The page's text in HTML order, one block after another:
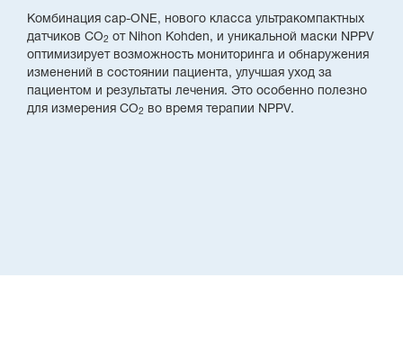
Комбинация cap-ONE, нового класса ультракомпактных
датчиков CO2 от Nihon Kohden, и уникальной маски NPPV
оптимизирует возможность мониторинга и обнаружения
изменений в состоянии пациента, улучшая уход за
пациентом и результаты лечения. Это особенно полезно
для измерения CO2 во время терапии NPPV.